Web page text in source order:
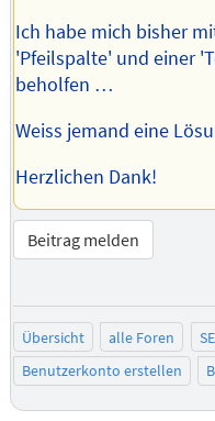
Ich habe mich bisher
'Pfeilspalte' und einer
beholfen …
Weiss jemand eine
Herzlichen Dank!
Beitrag melden
Übersicht alle Foren
Benutzerkonto erstellen